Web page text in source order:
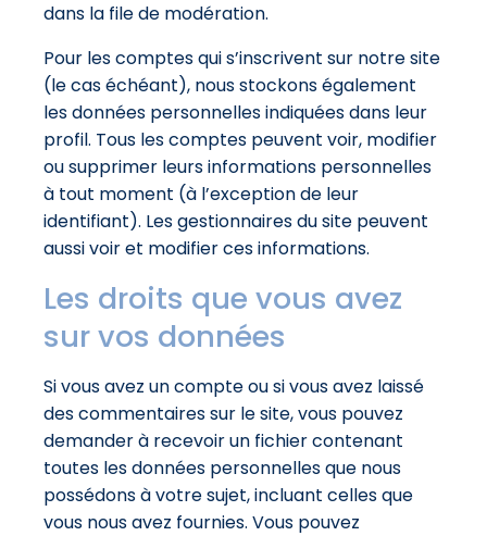
dans la file de modération.
Pour les comptes qui s’inscrivent sur notre site
(le cas échéant), nous stockons également
les données personnelles indiquées dans leur
profil. Tous les comptes peuvent voir, modifier
ou supprimer leurs informations personnelles
à tout moment (à l’exception de leur
identifiant). Les gestionnaires du site peuvent
aussi voir et modifier ces informations.
Les droits que vous avez
sur vos données
Si vous avez un compte ou si vous avez laissé
des commentaires sur le site, vous pouvez
demander à recevoir un fichier contenant
toutes les données personnelles que nous
possédons à votre sujet, incluant celles que
vous nous avez fournies. Vous pouvez